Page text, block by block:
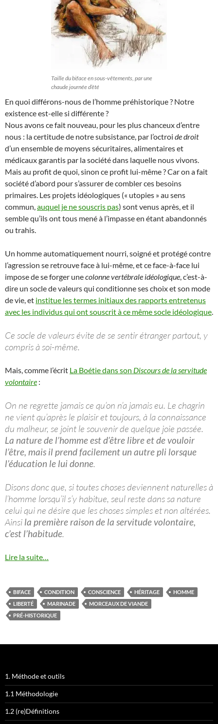
Taille du biface en sous-vêtements, par une
chaude journée d’été
En quoi différons-nous de l’homme préhistorique ? Notre
existence est-elle si différente ?
Nous avons ce fait nouveau, pour les plus chanceux d’entre
nous : la certitude de notre subsistance, par l’octroi de droit
d’un ensemble de moyens sécuritaires, alimentaires et
médicaux garantis par la société dans laquelle nous vivons.
Mais au profit de quoi, sinon ce profit lui-même ? Car on a fait
société d’abord pour s’assurer de combler ces besoins
primaires. Les projets idéologiques (« utopies » au sens
commun,auquel je ne souscris pas) sont venus après, et il
semble qu’ils ont tous mené à l’impasse en étant abandonnés
ou trahis.
Un homme automatiquement nourri, soigné et protégé contre
l’agression se retrouve face à lui-même, et ce face-à-face lui
impose de se forger unecolonne vertébrale idéologique, c’est-à-
dire un socle de valeurs qui conditionne ses choix et son mode
de vie, et institue les termes initiaux des rapports entretenus
avec les individus qui ont souscrit à ce même socle idéologique.
Ce socle de valeurs évite de se sentir étranger partout, y
compris à soi-même.
Mais, comme l’écrit La Boétie dans son Discours de la servitude
volontaire :
On ne regrette jamais ce qu’on n’a jamais eu. Le chagrin
ne vient qu’après le plaisir et toujours, à la connaissance
du malheur, se joint le souvenir de quelque joie passée.
La nature de l’homme est d’être libre et de vouloir
l’être, mais il prend facilement un autre pli lorsque
l’éducation le lui donne.
Disons donc que, si toutes choses deviennent naturelles à
l’homme lorsqu’il s’y habitue, seul reste dans sa nature
celui qui ne désire que les choses simples et non altérées.
Ainsi la première raison de la servitude volontaire,
c’est l’habitude.
Lire la suite…
BIFACE CONDITION CONSCIENCE HÉRITAGE
HOMME
LIBERTÉ
MARINADE
MORCEAUX DE VIANDE
PRÉ-HISTORIQUE
1. Méthode et outils
1.1 Méthodologie
1.2 (re)Définitions